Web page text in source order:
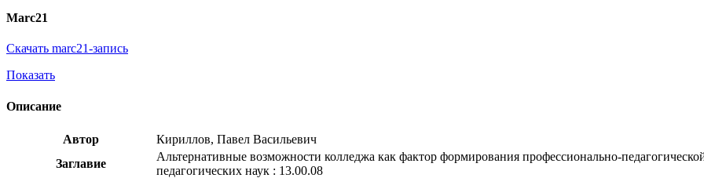
Marc21
Скачать marc21-запись
Показать
Описание
Автор
Кириллов, Павел Васильевич
Заглавие
Альтернативные возможности колледжа как фактор формирования профессионально-
педагогических наук : 13.00.08